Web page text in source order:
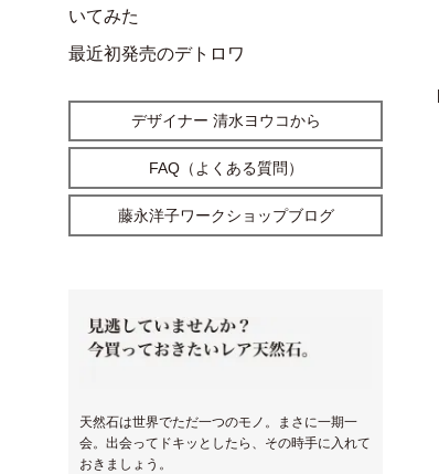
いてみた
最近初発売のデトロワ
デザイナー 清水ヨウコから
FAQ（よくある質問）
藤永洋子ワークショップブログ
天然石は世界でただ一つのモノ。まさに一期一
会。出会ってドキッとしたら、その時手に入れて
おきましょう。